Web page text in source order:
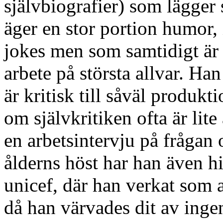
självbiografier) som
äger en stor portion
jokes men som samtidigt
arbete på största allvar.
är kritisk till såväl
om självkritiken ofta är lite
en arbetsintervju på frågan
ålderns höst har han även
unicef, där han verkat som
då han värvades dit av